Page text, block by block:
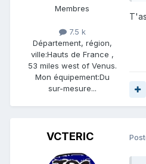
Membres
7.5 k
Département, région,
ville:Hauts de France ,
53 miles west of Venus.
Mon équipement:Du
sur-mesure...
VCTERIC